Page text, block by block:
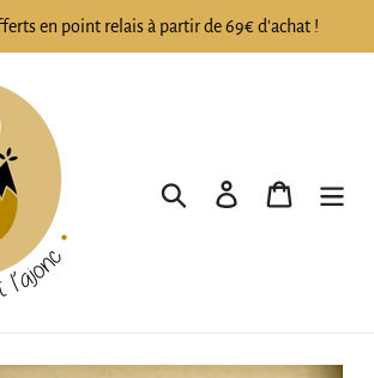
en point relais à partir de 69€ d'achat !
RechercherSe connecter
Panier